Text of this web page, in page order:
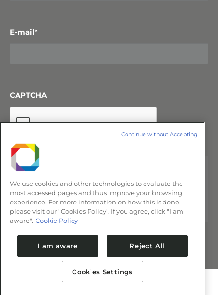
E-mail*
CAPTCHA
We use cookies and other technologies to evaluate the
most accessed pages and thus improve your browsing
experience. For more information on how this is done,
please visit our "Cookies Policy". If you agree, click "I am
aware". Cookie Policy
I am aware Reject All
Cookies Settings
Continue without Accepting